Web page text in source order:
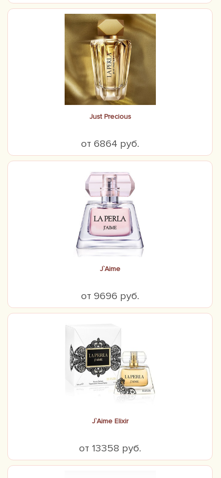
Just Precious
от 6864 руб.
J`Aime
от 9696 руб.
J`Aime Elixir
от 13358 руб.